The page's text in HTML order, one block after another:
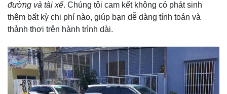
đường và tài xế. Chúng tôi cam kết không có phát sinh
thêm bất kỳ chi phí nào, giúp bạn dễ dàng tính toán và
thảnh thơi trên hành trình dài.